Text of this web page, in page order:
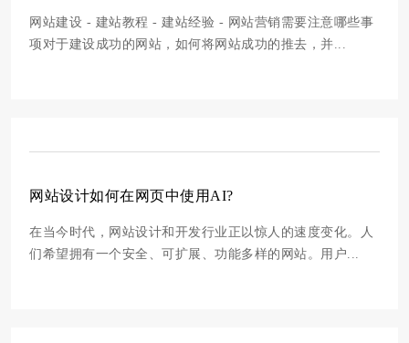
网站建设 - 建站教程 - 建站经验 - 网站营销需要注意哪些事
项对于建设成功的网站，如何将网站成功的推去，并...
网站设计如何在网页中使用AI?
在当今时代，网站设计和开发行业正以惊人的速度变化。人
们希望拥有一个安全、可扩展、功能多样的网站。用户...